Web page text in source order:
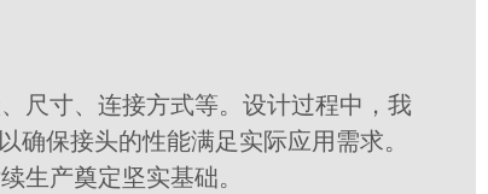
尺寸、连接方式等。设计过程中，我
确保接头的性能满足实际应用需求。
生产奠定坚实基础。